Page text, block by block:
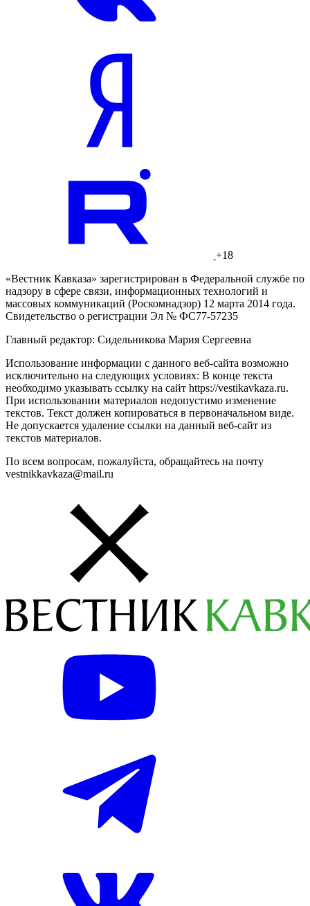
+18
«Вестник Кавказа» зарегистрирован в Федеральной службе по
надзору в сфере связи, информационных технологий и
массовых коммуникаций (Роскомнадзор) 12 марта 2014 года.
Свидетельство о регистрации Эл № ФС77-57235
Главный редактор: Сидельникова Мария Сергеевна
Использование информации с данного веб-сайта возможно
исключительно на следующих условиях: В конце текста
необходимо указывать ссылку на сайт https://vestikavkaza.ru.
При использовании материалов недопустимо изменение
текстов. Текст должен копироваться в первоначальном виде.
Не допускается удаление ссылки на данный веб-сайт из
текстов материалов.
По всем вопросам, пожалуйста, обращайтесь на почту
vestnikkavkaza@mail.ru